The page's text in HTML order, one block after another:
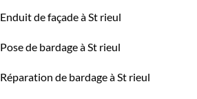
Enduit de façade à St rieul
Pose de bardage à St rieul
Réparation de bardage à St rieul